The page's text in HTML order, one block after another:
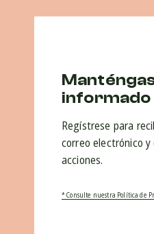
informado
Regístrese para
correo electrónico
acciones.
* Consulte nuestra Política de